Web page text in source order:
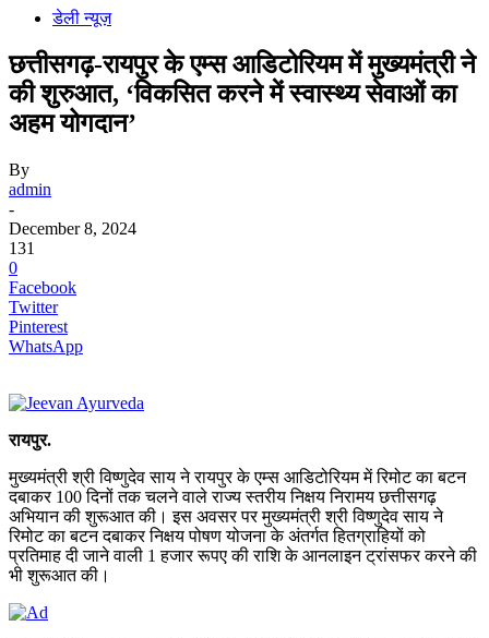
डेली न्यूज़
छत्तीसगढ़-रायपुर के एम्स आडिटोरियम में मुख्यमंत्री ने
की शुरुआत, ‘विकसित करने में स्वास्थ्य सेवाओं का
अहम योगदान’
By
admin
-
December 8, 2024
131
0
Facebook
Twitter
Pinterest
WhatsApp
रायपुर.
मुख्यमंत्री श्री विष्णुदेव साय ने रायपुर के एम्स आडिटोरियम में रिमोट का बटन
दबाकर 100 दिनों तक चलने वाले राज्य स्तरीय निक्षय निरामय छत्तीसगढ़
अभियान की शुरूआत की। इस अवसर पर मुख्यमंत्री श्री विष्णुदेव साय ने
रिमोट का बटन दबाकर निक्षय पोषण योजना के अंतर्गत हितग्राहियों को
प्रतिमाह दी जाने वाली 1 हजार रूपए की राशि के आनलाइन ट्रांसफर करने की
भी शुरूआत की।